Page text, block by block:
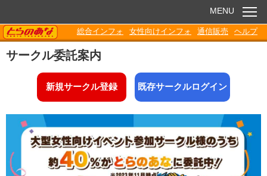
お知らせ
電子書籍
Q&A
各種ダウンロード
MENU
TORANOANA
総合インフォ 女性向けインフォ 通信販売 ヘルプ
サークル委託案内
新規サークル登録 既存サークルログイン